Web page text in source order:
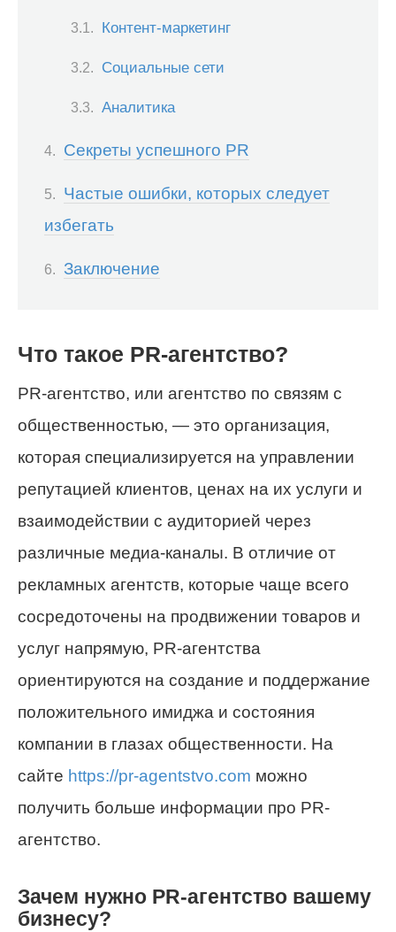
Контент-маркетинг
Социальные сети
Аналитика
Секреты успешного PR
Частые ошибки, которых следует
избегать
Заключение
Что такое PR-агентство?
PR-агентство, или агентство по связям с
общественностью, — это организация,
которая специализируется на управлении
репутацией клиентов, ценах на их услуги и
взаимодействии с аудиторией через
различные медиа-каналы. В отличие от
рекламных агентств, которые чаще всего
сосредоточены на продвижении товаров и
услуг напрямую, PR-агентства
ориентируются на создание и поддержание
положительного имиджа и состояния
компании в глазах общественности. На
сайте https://pr-agentstvo.com можно
получить больше информации про PR-
агентство.
Зачем нужно PR-агентство вашему
бизнесу?